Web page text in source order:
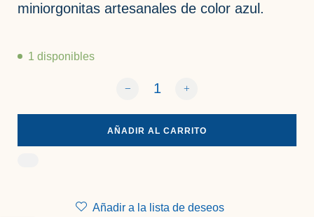
miniorgonitas artesanales de color azul.
1 disponibles
Horquilla para el pelo con 4
AÑADIR AL CARRITO
Añadir a la lista de deseos